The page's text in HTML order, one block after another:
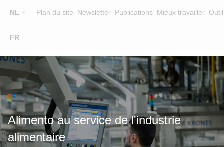
NL
FR
Plan du site Newsletter Publications Mieux travailler
Main
navigation
FORMATION
FORMATEURS
SUR ALIMENTO
EQUIPE
CONTACT
CHERCHER UNE FORMATION
Alimento au service de l'industrie
alimentaire